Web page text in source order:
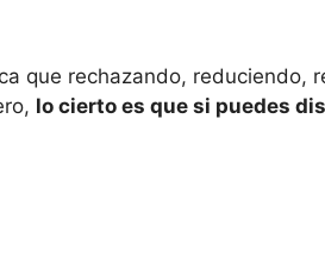
que rechazando, reduciendo,
lo cierto es que si puedes